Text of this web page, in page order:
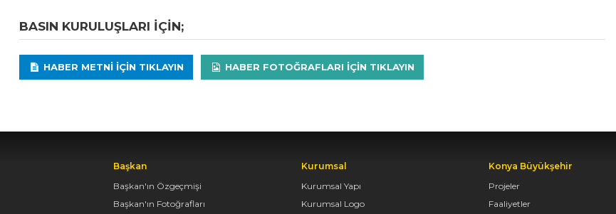
BASIN KURULUŞLARI IÇIN;
HABER METNI IÇIN TIKLAYIN HABER FOTOĞRAFLARI IÇIN TIKLAYIN
Başkan
Başkan'ın Özgeçmişi
Başkan'ın Fotoğrafları
Kurumsal
Kurumsal Yapı
Kurumsal Logo
Konya Büyükşehir
Projeler
Faaliyetler